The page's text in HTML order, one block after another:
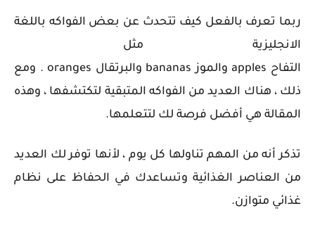
ربما تعرف بالفعل كيف تتحدث عن بعض الفواكه باللغة
الانجليزية مثل
التفاح apples والموز bananas والبرتقال oranges . ومع
ذلك ، هناك العديد من الفواكه المتبقية لتكتشفها ، وهذه
المقالة هي أفضل فرصة لك لتتعلمها.
تذكر أنه من المهم تناولها كل يوم ، لأنها توفر لك العديد
من العناصر الغذائية وتساعدك في الحفاظ على نظام
غذائي متوازن.